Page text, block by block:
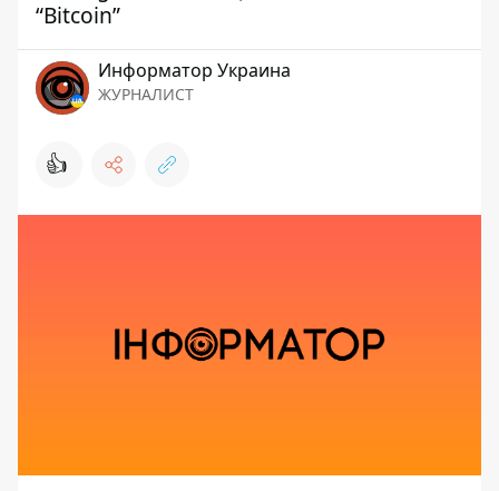
“Bitcoin”
Информатор Украина
ЖУРНАЛИСТ
👍